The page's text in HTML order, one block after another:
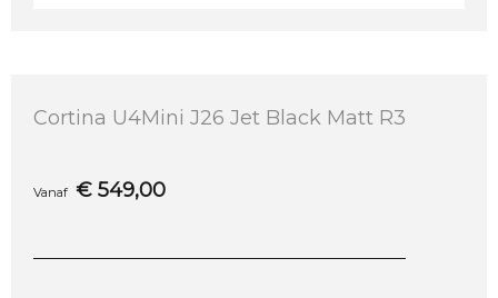
Cortina U4Mini J26 Jet Black Matt R3
Vanaf € 549,00